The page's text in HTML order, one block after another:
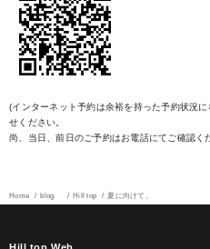
(インターネット予約は余裕を持った予約状況
せください。
尚、当日、前日のご予約はお電話にてご確認く
Home blog Hill top 夏に向けて。